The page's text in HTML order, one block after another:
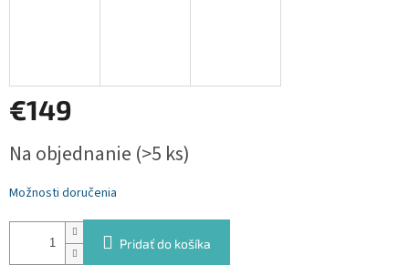
€149
cena:
Na objednanie (>5 ks)
Možnosti doručenia
Pridať do košíka